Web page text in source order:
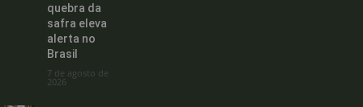
quebra da
safra eleva
alerta no
Brasil
7 de agosto de
2026